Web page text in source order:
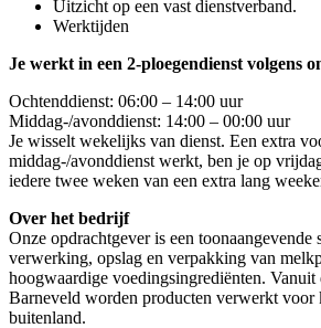
Uitzicht op een vast dienstverband.
Werktijden
Je werkt in een 2-ploegendienst volgens
Ochtenddienst: 06:00 – 14:00 uur
Middag-/avonddienst: 14:00 – 00:00 uur
Je wisselt wekelijks van dienst. Een extra
middag-/avonddienst werkt, ben je op
iedere twee weken van een extra lang
Over het bedrijf
Onze opdrachtgever is een toonaangevende
verwerking, opslag en verpakking van
hoogwaardige voedingsingrediënten. Vanuit
Barneveld worden producten verwerkt voor
buitenland.